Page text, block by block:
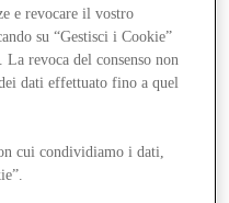
e revocare il vostro
su “Gestisci i Cookie”
revoca del consenso non
dati effettuato fino a quel
cui condividiamo i dati,